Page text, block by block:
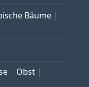
Bäume
Obst